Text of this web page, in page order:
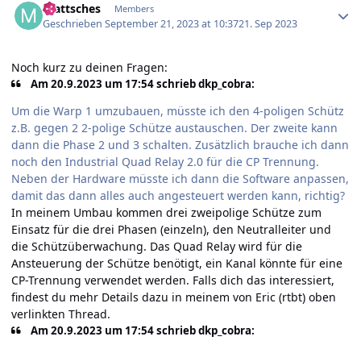
mattsches Members
GeschriebenSeptember 21, 2023 at 10:3721. Sep 2023
Noch kurz zu deinen Fragen:
Am 20.9.2023 um 17:54 schrieb dkp_cobra:
Um die Warp 1 umzubauen, müsste ich den 4-poligen Schütz
z.B. gegen 2 2-polige Schütze austauschen. Der zweite kann
dann die Phase 2 und 3 schalten. Zusätzlich brauche ich dann
noch den Industrial Quad Relay 2.0 für die CP Trennung.
Neben der Hardware müsste ich dann die Software anpassen,
damit das dann alles auch angesteuert werden kann, richtig?
In meinem Umbau kommen drei zweipolige Schütze zum
Einsatz für die drei Phasen (einzeln), den Neutralleiter und
die Schützüberwachung. Das Quad Relay wird für die
Ansteuerung der Schütze benötigt, ein Kanal könnte für eine
CP-Trennung verwendet werden. Falls dich das interessiert,
findest du mehr Details dazu in meinem von Eric (rtbt) oben
verlinkten Thread.
Am 20.9.2023 um 17:54 schrieb dkp_cobra: